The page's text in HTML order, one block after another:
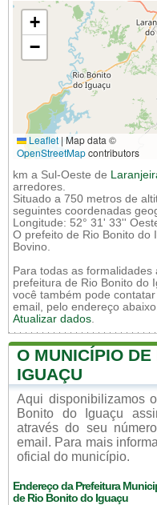
+
−
Leaflet | Map data ©
OpenStreetMapcontributors
km a Sul-Oeste de
arredores.
Situado a 750 metros de
seguintes coordenadas
Longitude: 52° 31' 33''
O prefeito de Rio Bonito do
Bovino.
Para todas as
prefeitura de Rio Bonito do
você também pode
email, pelo endereço
Atualizar dados.
O MUNICÍPIO
IGUAÇU
Aqui disponibilizamos
Bonito do Iguaçu
através do seu
email. Para mais
oficial do município.
Endereço da Prefeitura
de Rio Bonito do Iguaçu